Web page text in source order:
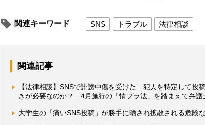
関連キーワード SNS トラブル 法律相談
関連記事
【法律相談】SNSで誹謗中傷を受けた…犯人を特定して投
きが必要なのか？ 4月施行の「情プラ法」を踏まえて弁護
大学生の「痛いSNS投稿」が勝手に晒され拡散される危険